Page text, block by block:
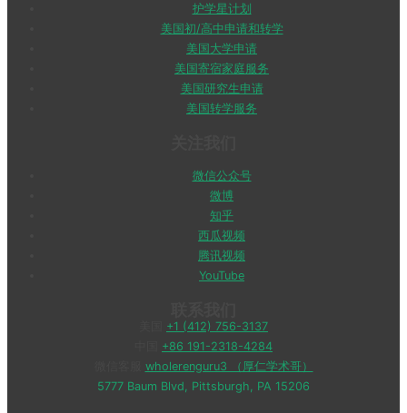
护学星计划
美国初/高中申请和转学
美国大学申请
美国寄宿家庭服务
美国研究生申请
美国转学服务
微信公众号
微博
知乎
西瓜视频
腾讯视频
YouTube
+1 (412) 756-3137
+86 191-2318-4284
wholerenguru3 （厚仁学术哥）
5777 Baum Blvd, Pittsburgh, PA 15206